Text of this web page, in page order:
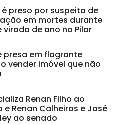
preso por suspeita de
em mortes durante
virada de ano no Pilar
presa em flagrante
vender imóvel que não
Renan Filho ao
e Renan Calheiros e José
ao senado